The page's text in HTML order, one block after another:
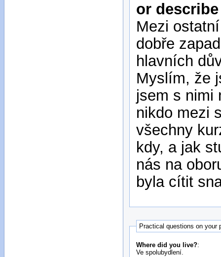
or
Mezi
dobře
hlavních
Myslím, že
jsem s nimi
nikdo mezi
všechny
kdy, a jak
nás na
byla cítit
Practical questions on your
Where did you live?:
Ve spolubydlení.